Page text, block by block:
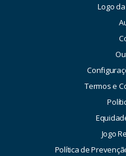
Logo
Termos e
Jogo
Política de